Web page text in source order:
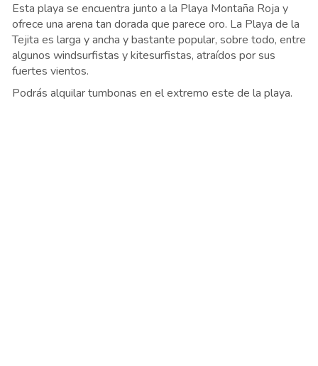
Esta playa se encuentra junto a la Playa Montaña Roja y
ofrece una arena tan dorada que parece oro. La Playa de la
Tejita es larga y ancha y bastante popular, sobre todo, entre
algunos windsurfistas y kitesurfistas, atraídos por sus
fuertes vientos.
Podrás alquilar tumbonas en el extremo este de la playa.